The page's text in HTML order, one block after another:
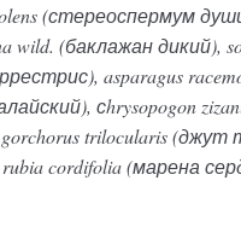
(стереоспермум
(баклажан дикий),
asparagus
сhrysopogon
trilocularis
cordifolia (марена